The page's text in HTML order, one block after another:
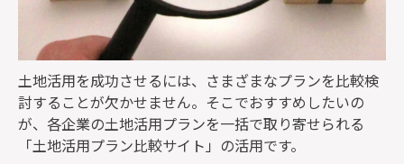
土地活用を成功させるには、さまざまなプランを比較検
討することが欠かせません。そこでおすすめしたいの
が、各企業の土地活用プランを一括で取り寄せられる
「土地活用プラン比較サイト」の活用です。